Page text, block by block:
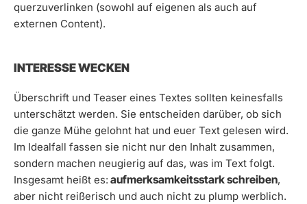
querzuverlinken (sowohl auf eigenen als auch auf
externen Content).
INTERESSE WECKEN
Überschrift und Teaser eines Textes sollten keinesfalls
unterschätzt werden. Sie entscheiden darüber, ob sich
die ganze Mühe gelohnt hat und euer Text gelesen wird.
Im Idealfall fassen sie nicht nur den Inhalt zusammen,
sondern machen neugierig auf das, was im Text folgt.
Insgesamt heißt es: aufmerksamkeitsstark schreiben,
aber nicht reißerisch und auch nicht zu plump werblich.